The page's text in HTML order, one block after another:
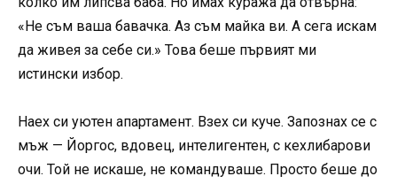
«Не съм ваша бавачка. Аз съм майка ви. А сега искам
да живея за себе си.» Това беше първият ми
истински избор.
Наех си уютен апартамент. Взех си куче. Запознах се с
мъж — Йоргос, вдовец, интелигентен, с кехлибарови
очи. Той не искаше, не командуваше. Просто беше до